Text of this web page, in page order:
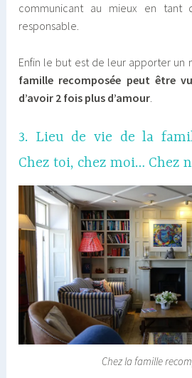
communicant au mieux en tant
responsable.
Enfin le but est de leur apporter un
famille recomposée peut être
d’avoir 2 fois plus d’amour
3. Lieu de vie de la
Chez toi, chez moi… Chez
Chez la famille